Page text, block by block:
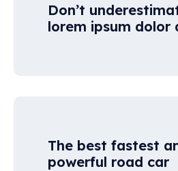
Don’t
lorem ipsum dolor
The best fastest
powerful road car